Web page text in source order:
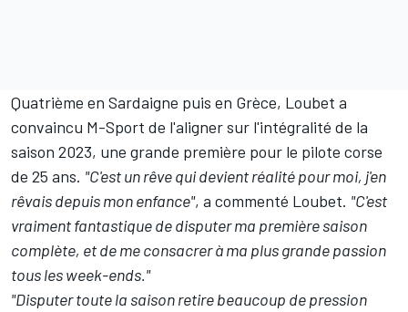
Quatrième en Sardaigne puis en Grèce, Loubet a
convaincu M-Sport de l'aligner sur l'intégralité de la
saison 2023, une grande première pour le pilote corse
de 25 ans. "C'est un rêve qui devient réalité pour moi, j'en
rêvais depuis mon enfance", a commenté Loubet. "C'est
vraiment fantastique de disputer ma première saison
complète, et de me consacrer à ma plus grande passion
tous les week-ends."
"Disputer toute la saison retire beaucoup de pression